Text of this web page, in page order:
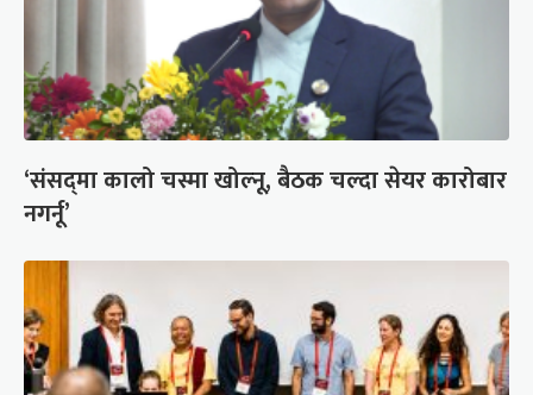
‘संसद्‍मा कालो चस्मा खोल्नू, बैठक चल्दा सेयर कारोबार
नगर्नू’